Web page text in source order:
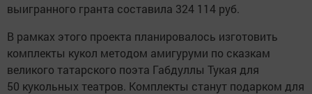
выигранного гранта составила 324 114 руб.
В рамках этого проекта планировалось изготовить
комплекты кукол методом амигуруми по сказкам
великого татарского поэта Габдуллы Тукая для
50 кукольных театров. Комплекты станут подарком для